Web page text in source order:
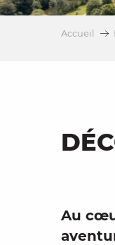
Accueil
Au